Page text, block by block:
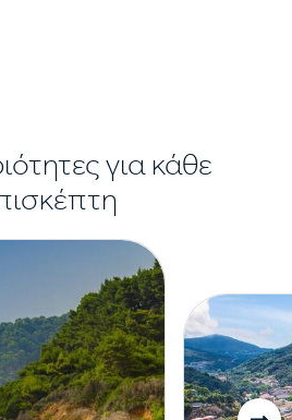
για κάθε